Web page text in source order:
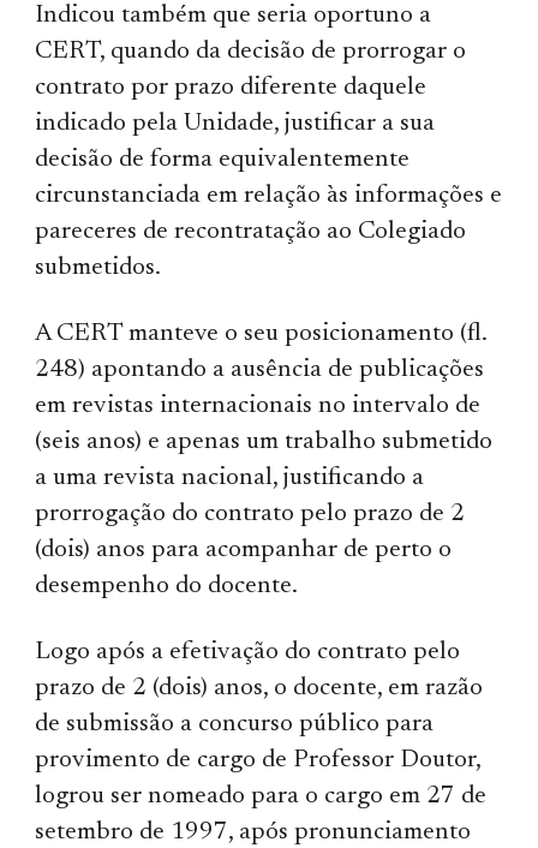
Indicou também que seria oportuno a
CERT, quando da decisão de prorrogar o
contrato por prazo diferente daquele
indicado pela Unidade, justificar a sua
decisão de forma equivalentemente
circunstanciada em relação às informações e
pareceres de recontratação ao Colegiado
submetidos.
A CERT manteve o seu posicionamento (fl.
248) apontando a ausência de publicações
em revistas internacionais no intervalo de
(seis anos) e apenas um trabalho submetido
a uma revista nacional, justificando a
prorrogação do contrato pelo prazo de 2
(dois) anos para acompanhar de perto o
desempenho do docente.
Logo após a efetivação do contrato pelo
prazo de 2 (dois) anos, o docente, em razão
de submissão a concurso público para
provimento de cargo de Professor Doutor,
logrou ser nomeado para o cargo em 27 de
setembro de 1997, após pronunciamento